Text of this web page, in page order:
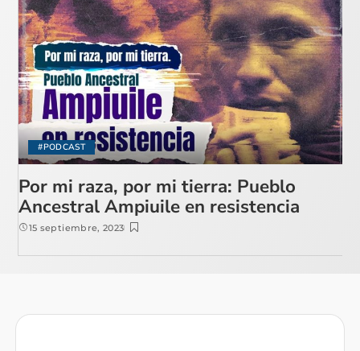
#PODCAST
Por mi raza, por mi tierra: Pueblo
Ancestral Ampiuile en resistencia
15 septiembre, 2023